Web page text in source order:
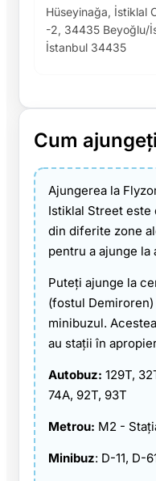
Hüseyinağa, İstiklal
-2, 34435 Beyoğlu/
İstanbul 34435
Cum
Ajungerea la
Istiklal Street
din diferite zone
pentru a ajunge
Puteți ajunge la
(fostul
minibuzul.
au stații în
Autobuz: 129T,
74A, 92T, 93T
Metrou: M2 -
Minibuz: D-11, D-